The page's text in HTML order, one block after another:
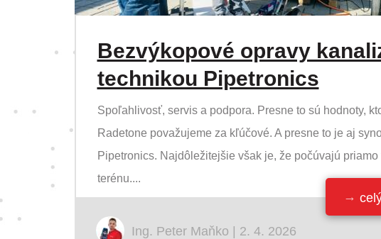
Bezvýkopové opravy
technikou Pipetronics
Spoľahlivosť, servis a podpora. Presne to sú hodnoty,
Radetone považujeme za kľúčové. A presne to je aj
Pipetronics. Najdôležitejšie však je, že počúvajú
terénu....
Ing. Peter Maňko | 2. 4. 2026